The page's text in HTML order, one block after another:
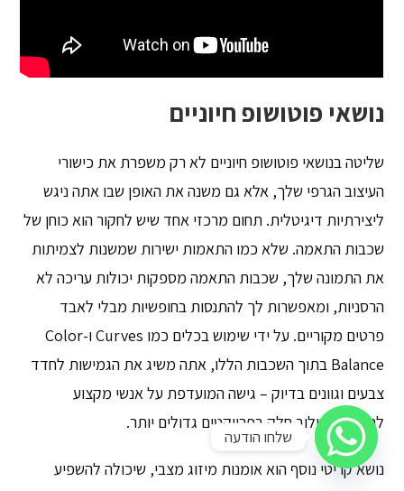
נושאי פוטושופ חיוניים
שליטה בנושאי פוטושופ חיוניים לא רק משפרת את כישורי
העיצוב הגרפי שלך, אלא גם משנה את האופן שבו אתה ניגש
ליצירתיות דיגיטלית. תחום מרכזי אחד שיש לחקור הוא כוחן של
שכבות התאמה. שלא כמו התאמות ישירות שמשנות לצמיתות
את התמונה שלך, שכבות התאמה מספקות יכולות עריכה לא
הרסניות, ומאפשרות לך להתנסות בחופשיות מבלי לאבד
פרטים מקוריים. על ידי שימוש בכלים כמו Curves ו-Color
Balance בתוך השכבות הללו, אתה משיג את הגמישות לחדד
צבעים וגוונים בדיוק – גישה המועדפת על אנשי מקצוע
להבטחת שילוב חלק בפרויקטים גדולים יותר.
נושא קריטי נוסף הוא אומנות מיזוג מצבי, שיכולה להשפיע
שלחו הודעה